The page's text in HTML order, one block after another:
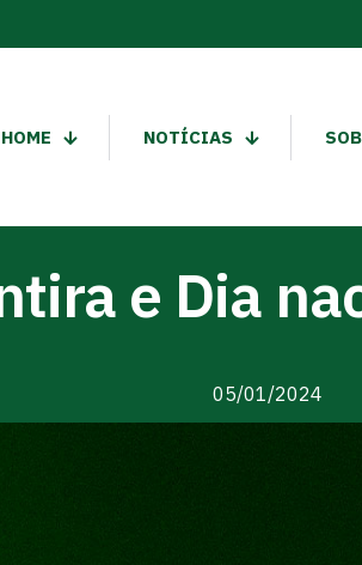
HOME NOTÍCIAS
e Dia
05/01/2024